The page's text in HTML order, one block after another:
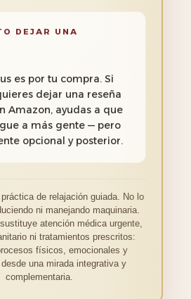
DEJAR UNA
es por tu compra. Si
dejar una reseña
Amazon, ayudas a que
a más gente — pero
opcional y posterior.
de relajación guiada. No lo
ni manejando maquinaria.
atención médica urgente,
ni tratamientos prescritos:
físicos, emocionales y
una mirada integrativa y
complementaria.